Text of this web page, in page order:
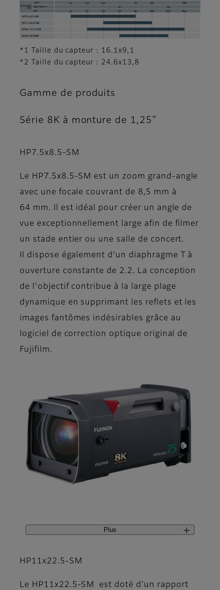
*1 Taille du capteur : 16.1x9,1
*2 Taille du capteur : 24.6x13,8
Gamme de produits
Série 8K à monture de 1,25"
HP7.5x8.5-SM
Le HP7.5x8.5-SM est un zoom grand-angle
avec une focale couvrant de 8,5 mm à
64 mm. Il est idéal pour créer un angle de
vue exceptionnellement large afin de filmer
un stade entier ou une salle de concert.
Il dispose également d’un diaphragme T à
ouverture constante de 2.2. La conception
de l'objectif contribue à la large plage
dynamique en supprimant les reflets et les
images fantômes indésirables grâce au
logiciel de correction optique original de
Fujifilm.
Plus
HP11x22.5-SM
Le HP11x22.5-SM est doté d’un rapport